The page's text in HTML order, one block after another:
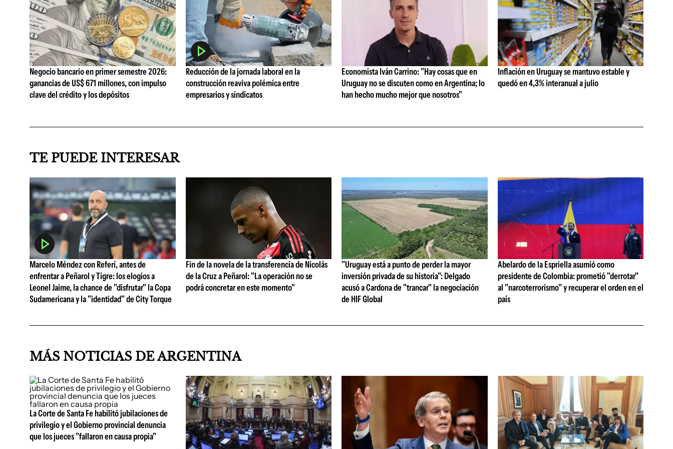
Negocio bancario en primer semestre 2026:
ganancias de US$ 671 millones, con impulso
clave del crédito y los depósitos
Reducción de la jornada laboral en la
construcción reaviva polémica entre
empresarios y sindicatos
Economista Iván Carrino: "Hay cosas que en
Uruguay no se discuten como en Argentina; lo
han hecho mucho mejor que nosotros"
Inflación en Uruguay se mantuvo estable y
quedó en 4,3% interanual a julio
TE PUEDE INTERESAR
Marcelo Méndez con Referí, antes de
enfrentar a Peñarol y Tigre: los elogios a
Leonel Jaime, la chance de "disfrutar" la Copa
Sudamericana y la "identidad" de City Torque
Fin de la novela de la transferencia de Nicolás
de la Cruz a Peñarol: "La operación no se
podrá concretar en este momento"
"Uruguay está a punto de perder la mayor
inversión privada de su historia": Delgado
acusó a Cardona de "trancar" la negociación
de HIF Global
Abelardo de la Espriella asumió como
presidente de Colombia: prometió "derrotar"
al "narcoterrorismo" y recuperar el orden en el
país
MÁS NOTICIAS DE ARGENTINA
La Corte de Santa Fe habilitó jubilaciones de
privilegio y el Gobierno provincial denuncia
que los jueces "fallaron en causa propia"